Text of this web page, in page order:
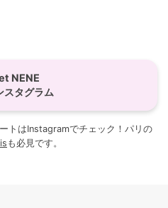
NENE
スタグラム
トはInstagramでチェック！パリの
も必見です。